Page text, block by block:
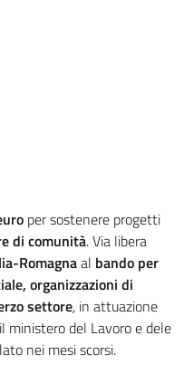
per sostenere progetti
di comunità. Via libera
Romagnaal bando per
organizzazioni di
settore, in attuazione
ministero del Lavoro e dele
nei mesi scorsi.